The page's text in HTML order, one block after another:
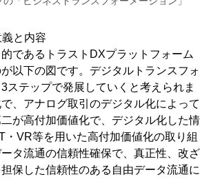
と内容
であるトラストDXプラットフォーム
以下の図です。デジタルトランスフォ
ステップで発展していくと考えられま
、アナログ取引のデジタル化によって
が高付加価値化で、デジタル化した情
・VR等を用いた高付加価値化の取り組
タ流通の信頼性確保で、真正性、改ざ
保した信頼性のある自由データ流通に